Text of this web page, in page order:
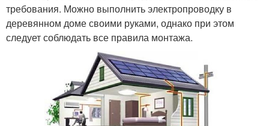
требования. Можно выполнить электропроводку в
деревянном доме своими руками, однако при этом
следует соблюдать все правила монтажа.